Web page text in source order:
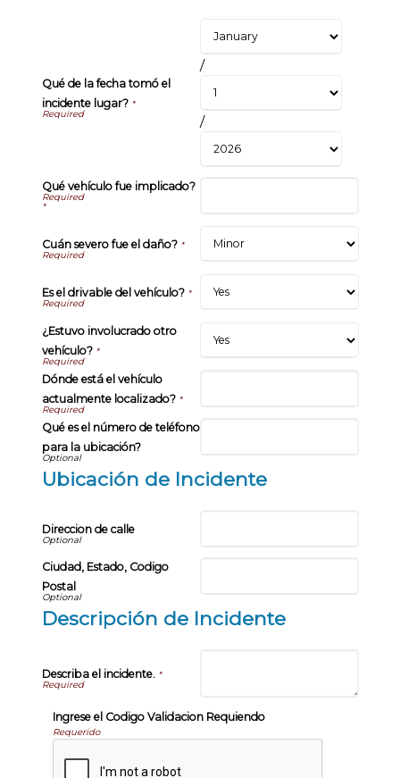
Qué de la fecha tomó el
incidente lugar? *
/
/
Qué vehículo fue implicado?
*
Cuán severo fue el daño? *
Es el drivable del vehículo? *
¿Estuvo involucrado otro
vehículo?*
Dónde está el vehículo
actualmente localizado? *
Qué es el número de teléfono
para la ubicación?
Ubicación de Incidente
Direccion de calle
Ciudad, Estado, Codigo
Postal
Descripción de Incidente
Describa el incidente. *
Ingrese el Codigo Validacion Requiendo
Requerido